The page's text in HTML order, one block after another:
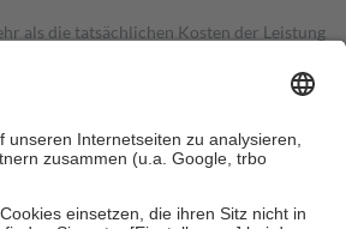
als die tatsächlichen Kosten der Leistung